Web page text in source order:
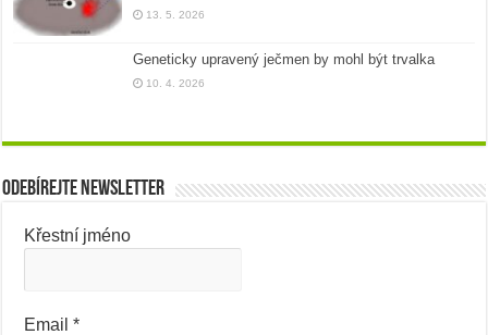
13. 5. 2026
Geneticky upravený ječmen by mohl být trvalka
10. 4. 2026
Odebírejte newsletter
Křestní jméno
Email*